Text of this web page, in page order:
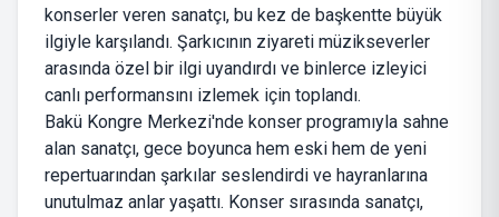
konserler veren sanatçı, bu kez de başkentte büyük
ilgiyle karşılandı. Şarkıcının ziyareti müzikseverler
arasında özel bir ilgi uyandırdı ve binlerce izleyici
canlı performansını izlemek için toplandı.
Bakü Kongre Merkezi'nde konser programıyla sahne
alan sanatçı, gece boyunca hem eski hem de yeni
repertuarından şarkılar seslendirdi ve hayranlarına
unutulmaz anlar yaşattı. Konser sırasında sanatçı,